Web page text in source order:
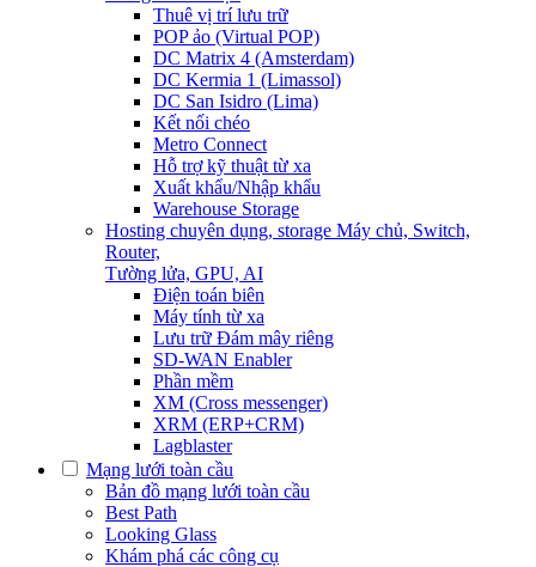
Thuê vị trí lưu trữ
POP ảo (Virtual POP)
DC Matrix 4 (Amsterdam)
DC Kermia 1 (Limassol)
DC San Isidro (Lima)
Kết nối chéo
Metro Connect
Hỗ trợ kỹ thuật từ xa
Xuất khẩu/Nhập khẩu
Warehouse Storage
Hosting chuyên dụng, storage Máy chủ, Switch,
Router,
Tường lửa, GPU, AI
Điện toán biên
Máy tính từ xa
Lưu trữ Đám mây riêng
SD-WAN Enabler
Phần mềm
XM (Cross messenger)
XRM (ERP+CRM)
Lagblaster
Mạng lưới toàn cầu
Bản đồ mạng lưới toàn cầu
Best Path
Looking Glass
Khám phá các công cụ